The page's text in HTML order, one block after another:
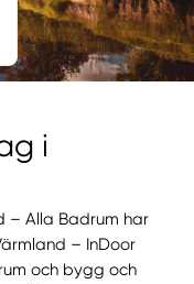
i
– Alla Badrum har
– InDoor
och bygg och